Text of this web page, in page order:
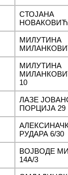
СТОЈАНА
МИЛУТИНА
МИЛУТИНА
10
ЛАЗЕ
ПОРЦИЈА 29
РУДАРА 6/30
ВОЈВОДЕ
14A/3